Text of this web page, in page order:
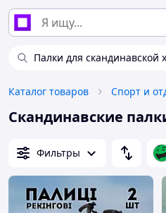
Палки для скандинавской
Каталог товаров Спорт и
Скандинавские
Фильтры